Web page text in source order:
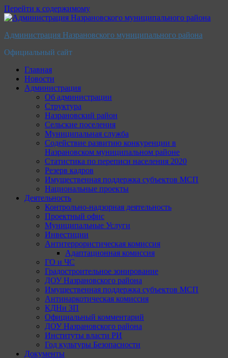
Перейти к содержимому
Администрация Назрановского муниципального района
Официальный сайт
Главная
Новости
Администрация
Об администрации
Структура
Назрановский район
Сельские поселения
Муниципальная служба
Содействие развитию конкуренции в
Назрановском муниципальном районе
Статистика по переписи населения 2020
Резерв кадров
Имущественная поддержка субъектов МСП
Национальные проекты
Деятельность
Контрольно-надзорная деятельность
Проектный офис
Муниципальные Услуги
Инвестиции
Антитеррористическая комиссия
Адаптационная комиссия
ГО и ЧС
Градостроительное зонирование
ДОУ Назрановского района
Имущественная поддержка субъектов МСП
Антинаркотическая комиссия
КДНи ЗП
Официальный комментарий
ДОУ Назрановского района
Институты власти РИ
Год культуры Безопасности
Документы